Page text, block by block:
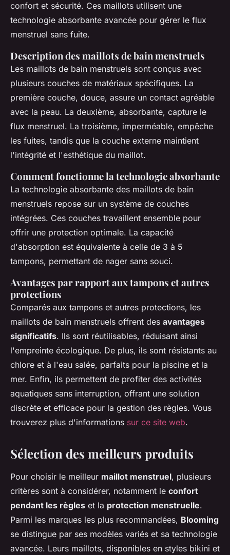
confort et sécurité. Ces maillots utilisent une
technologie absorbante avancée pour gérer le flux
menstruel sans fuite.
Description des maillots de bain menstruels
Les maillots de bain menstruels sont conçus avec
plusieurs couches de matériaux spécifiques. La
première couche, douce, assure un contact agréable
avec la peau. La deuxième, absorbante, capture le
flux menstruel. La troisième, imperméable, empêche
les fuites, tandis que la couche externe maintient
l'intégrité et l'esthétique du maillot.
Comment fonctionne la technologie absorbante
La technologie absorbante des maillots de bain
menstruels repose sur un système de couches
intégrées. Ces couches travaillent ensemble pour
offrir une protection optimale. La capacité
d'absorption est équivalente à celle de 3 à 5
tampons, permettant de nager sans souci.
Avantages par rapport aux tampons et autres
protections
Comparés aux tampons et autres protections, les
maillots de bain menstruels offrent des avantages
significatifs. Ils sont réutilisables, réduisant ainsi
l'empreinte écologique. De plus, ils sont résistants au
chlore et à l'eau salée, parfaits pour la piscine et la
mer. Enfin, ils permettent de profiter des activités
aquatiques sans interruption, offrant une solution
discrète et efficace pour la gestion des règles. Vous
trouverez plus d'informations sur ce site web.
Sélection des meilleurs produits
Pour choisir le meilleur maillot menstruel, plusieurs
critères sont à considérer, notamment le confort
pendant les règles et la protection menstruelle.
Parmi les marques les plus recommandées, Blooming
se distingue par ses modèles variés et sa technologie
avancée. Leurs maillots, disponibles en styles bikini et